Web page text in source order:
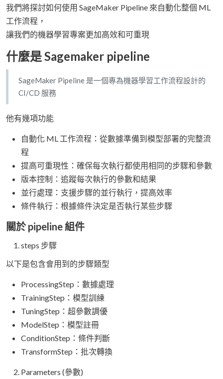
我們將探討如何使用 SageMaker Pipeline 來自動化整個 ML
工作流程，
讓我們的機器學習專案更加高效和可重現
什麼是 Sagemaker pipeline
SageMaker Pipeline 是一個專為機器學習工作流程設計的
CI/CD 服務
他有幾項功能
自動化 ML 工作流程：從數據準備到模型部署的完整流
程
提高可重現性：確保每次執行都使用相同的步驟和參數
版本控制：追蹤每次執行的參數和結果
並行處理：支援步驟的並行執行，提高效率
條件執行：根據條件決定是否執行某些步驟
關於 pipeline 組件
steps 步驟
以下是包含會用到的步驟類型
ProcessingStep：數據處理
TrainingStep：模型訓練
TuningStep：超參數調優
ModelStep：模型註冊
ConditionStep：條件判斷
TransformStep：批次轉換
Parameters (參數)